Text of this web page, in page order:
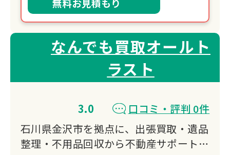
なんでも買取オールト
ラスト
3.0
口コミ・評判 0件
石川県金沢市を拠点に、出張買取・遺品
整理・不用品回収から不動産サポートま